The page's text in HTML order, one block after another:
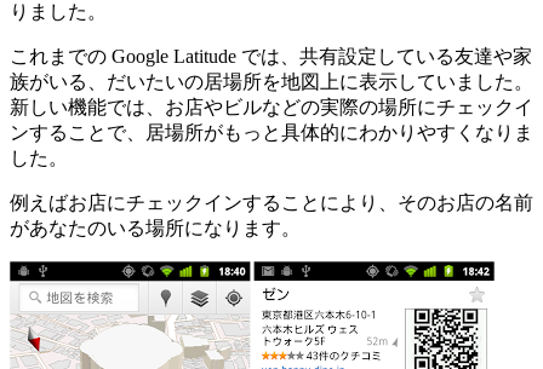
りました。
これまでの Google Latitude では、共有設定している友達や家
族がいる、だいたいの居場所を地図上に表示していました。
新しい機能では、お店やビルなどの実際の場所にチェックイ
ンすることで、居場所がもっと具体的にわかりやすくなりま
した。
例えばお店にチェックインすることにより、そのお店の名前
があなたのいる場所になります。